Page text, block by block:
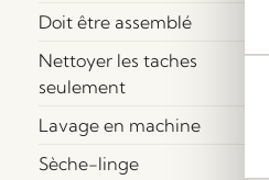
Doit être assemblé
Nettoyer les taches
seulement
Lavage en machine
Sèche-linge